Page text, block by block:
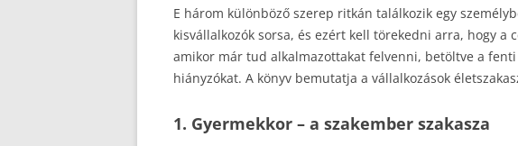
E három különböző szerep ritkán találkozik egy
kisvállalkozók sorsa, és ezért kell törekedni arra, hogy
amikor már tud alkalmazottakat felvenni, betöltve a
hiányzókat. A könyv bemutatja a vállalkozások
1. Gyermekkor – a szakember szakasza